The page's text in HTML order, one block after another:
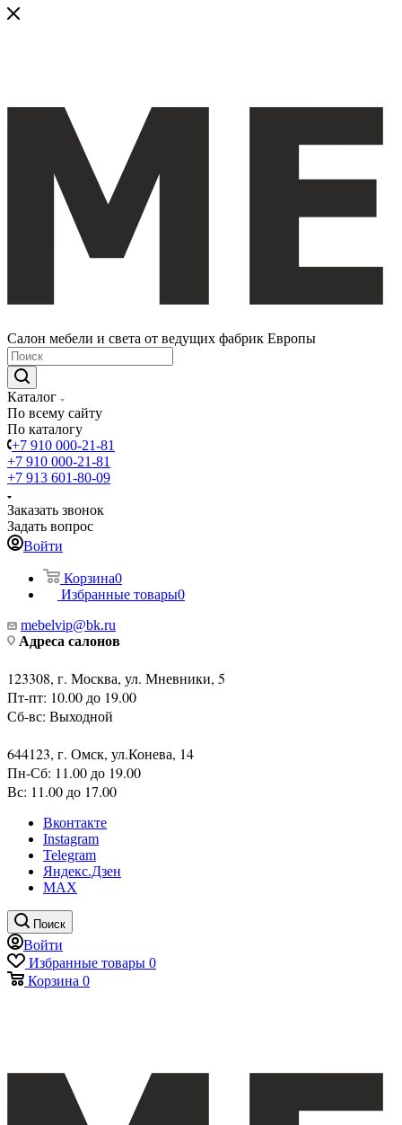
Салон мебели и света от ведущих фабрик Европы
Каталог
По всему сайту
По каталогу
+7 910 000-21-81
+7 910 000-21-81
+7 913 601-80-09
Заказать звонок
Задать вопрос
Войти
Корзина0
Избранные товары0
mebelvip@bk.ru
Адреса салонов
123308, г. Москва, ул. Мневники, 5
Пт-пт: 10.00 до 19.00
Сб-вс: Выходной
644123, г. Омск, ул.Конева, 14
Пн-Сб: 11.00 до 19.00
Вс: 11.00 до 17.00
Вконтакте
Instagram
Telegram
Яндекс.Дзен
MAX
Поиск
Войти
Избранные товары 0
Корзина 0